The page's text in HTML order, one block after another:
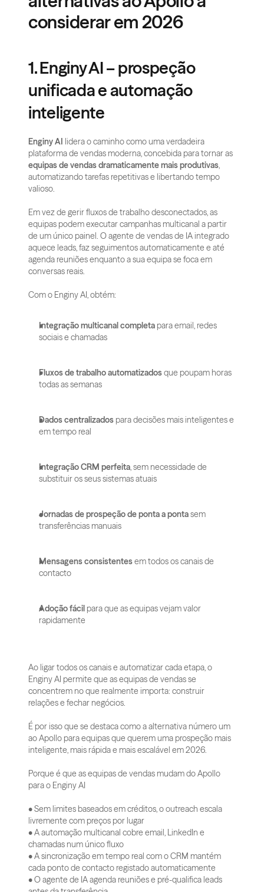
considerar em 2026
1. Enginy AI – prospeção
unificada e automação
inteligente
Enginy AI lidera o caminho como uma verdadeira
equipas de vendas dramaticamente mais produtivas,
automatizando tarefas repetitivas e libertando tempo
valioso.
Em vez de gerir fluxos de trabalho desconectados, as
equipas podem executar campanhas multicanal a partir
de um único painel. O agente de vendas de IA integrado
aquece leads, faz seguimentos automaticamente e até
agenda reuniões enquanto a sua equipa se foca em
conversas reais.
Com o Enginy AI, obtém:
Integração multicanal completa para email, redes
sociais e chamadas
Fluxos de trabalho automatizados que poupam horas
todas as semanas
Dados centralizados para decisões mais inteligentes e
em tempo real
Integração CRM perfeita, sem necessidade de
substituir os seus sistemas atuais
Jornadas de prospeção de ponta a ponta sem
transferências manuais
Mensagens consistentes em todos os canais de
contacto
Adoção fácil para que as equipas vejam valor
rapidamente
Ao ligar todos os canais e automatizar cada etapa, o
Enginy AI permite que as equipas de vendas se
concentrem no que realmente importa: construir
relações e fechar negócios.
É por isso que se destaca como a alternativa número um
ao Apollo para equipas que querem uma prospeção mais
inteligente, mais rápida e mais escalável em 2026.
Porque é que as equipas de vendas mudam do Apollo
para o Enginy AI
• Sem limites baseados em créditos, o outreach escala
livremente com preços por lugar
• A automação multicanal cobre email, LinkedIn e
chamadas num único fluxo
• A sincronização em tempo real com o CRM mantém
cada ponto de contacto registado automaticamente
• O agente de IA agenda reuniões e pré-qualifica leads